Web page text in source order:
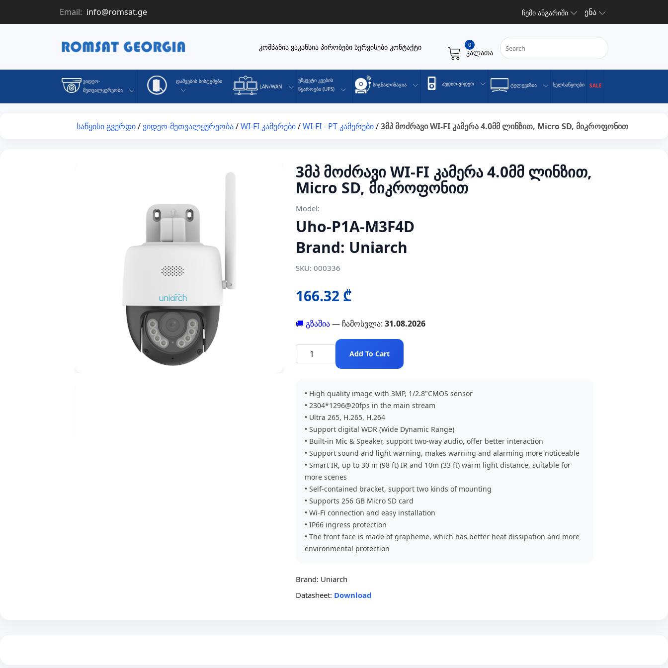
Email: info@romsat.ge ჩემი ანგარიში ენა
კომპანია ვაკანსია პირობები სერვისები კონტაქტი 0
კალათა
Ვიდეო-
Მეთვალყურეობა
Დაშვების Სისტემები
LAN/WAN
Უწყვეტი Კვების
Წყაროები (UPS)
Სიგნალიზაცია Აუდიო-Ვიდეო Ტელევიზია Ხელსაწყოები SALE
საწყისი გვერდი/ ვიდეო-მეთვალყურეობა/WI-FI კამერები/WI-FI - PT კამერები/3მპ მოძრავი WI-FI კამერა 4.0მმ ლინზით, Micro SD, მიკროფონით
3მპ მოძრავი WI-FI კამერა 4.0მმ ლინზით,
Micro SD, მიკროფონით
Model:
Uho-P1A-M3F4D
Brand: Uniarch
SKU: 000336
166.32 ₾
🚚 გზაშია— ჩამოსვლა: 31.08.2026
Add To Cart
• High quality image with 3MP, 1/2.8"CMOS sensor
• 2304*1296@20fps in the main stream
• Ultra 265, H.265, H.264
• Support digital WDR (Wide Dynamic Range)
• Built-in Mic & Speaker, support two-way audio, offer better interaction
• Support sound and light warning, makes warning and alarming more noticeable
• Smart IR, up to 30 m (98 ft) IR and 10m (33 ft) warm light distance, suitable for
more scenes
• Self-contained bracket, support two kinds of mounting
• Supports 256 GB Micro SD card
• Wi-Fi connection and easy installation
• IP66 ingress protection
• The front face is made of grapheme, which has better heat dissipation and more
environmental protection
Brand: Uniarch
Datasheet: Download